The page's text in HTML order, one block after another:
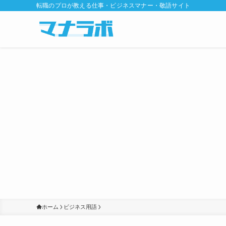
転職のプロが教える仕事・ビジネスマナー・敬語サイト
ホーム ビジネス用語